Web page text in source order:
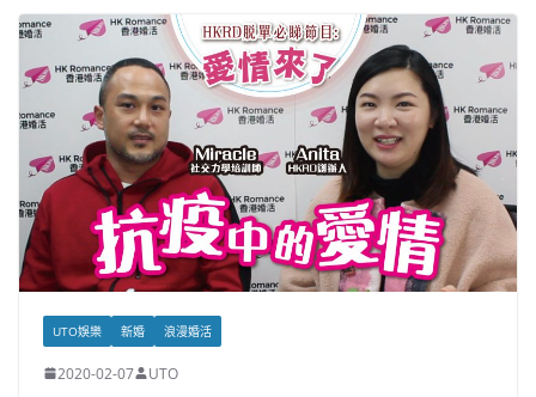
UTO娛樂 新婚 浪漫婚活
2020-02-07 UTO